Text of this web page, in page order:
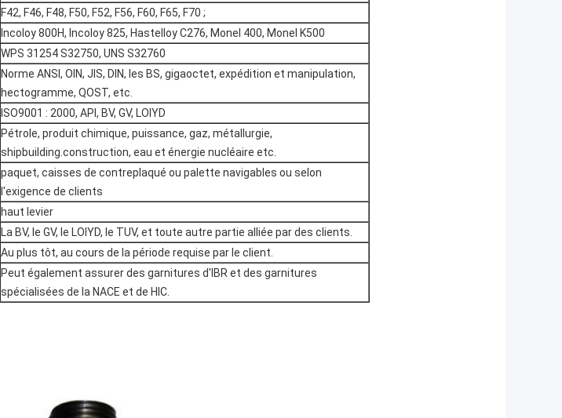
F42, F46, F48, F50, F52, F56, F60, F65, F70 ;
Incoloy 800H, Incoloy 825, Hastelloy C276, Monel 400, Monel K500
WPS 31254 S32750, UNS S32760
Norme ANSI, OIN, JIS, DIN, les BS, gigaoctet, expédition et manipulation,
hectogramme, QOST, etc.
ISO9001 : 2000, API, BV, GV, LOIYD
Pétrole, produit chimique, puissance, gaz, métallurgie,
shipbuilding.construction, eau et énergie nucléaire etc.
paquet, caisses de contreplaqué ou palette navigables ou selon
l'exigence de clients
haut levier
La BV, le GV, le LOIYD, le TUV, et toute autre partie alliée par des clients.
Au plus tôt, au cours de la période requise par le client.
Peut également assurer des garnitures d'IBR et des garnitures
spécialisées de la NACE et de HIC.